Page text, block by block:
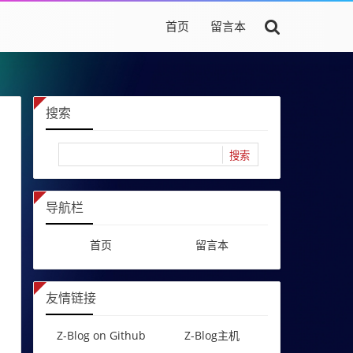
首页 留言本
搜索
导航栏
首页 留言本
友情链接
Z-Blog on Github Z-Blog主机